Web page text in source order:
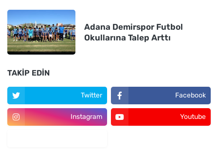
Adana Demirspor Futbol
Okullarına Talep Arttı
TAKIP EDIN
Twitter Facebook
Instagram Youtube